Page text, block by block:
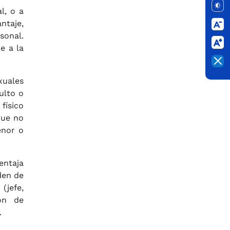
o a
a la
o
físico
no
o
de
(jefe,
de